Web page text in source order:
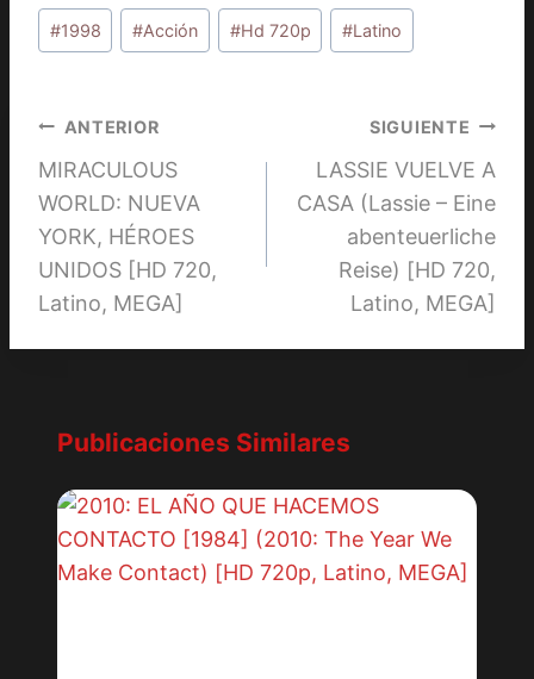
Etiquetas
de
entrada:
#1998 #Acción #Hd 720p #Latino
Navegación
de
entradas
ANTERIOR
MIRACULOUS
WORLD: NUEVA
YORK, HÉROES
UNIDOS [HD 720,
Latino, MEGA]
SIGUIENTE
LASSIE VUELVE A
CASA (Lassie – Eine
abenteuerliche
Reise) [HD 720,
Latino, MEGA]
Publicaciones Similares